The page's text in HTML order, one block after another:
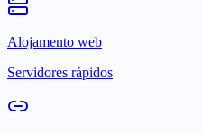
Alojamento web
Servidores rápidos